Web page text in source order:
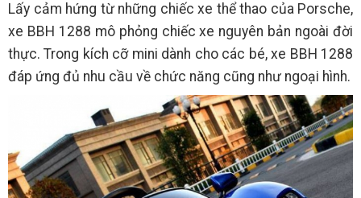
Lấy cảm hứng từ những chiếc xe thể thao của Porsche,
xe BBH 1288 mô phỏng chiếc xe nguyên bản ngoài đời
thực. Trong kích cỡ mini dành cho các bé, xe BBH 1288
đáp ứng đủ nhu cầu về chức năng cũng như ngoại hình.